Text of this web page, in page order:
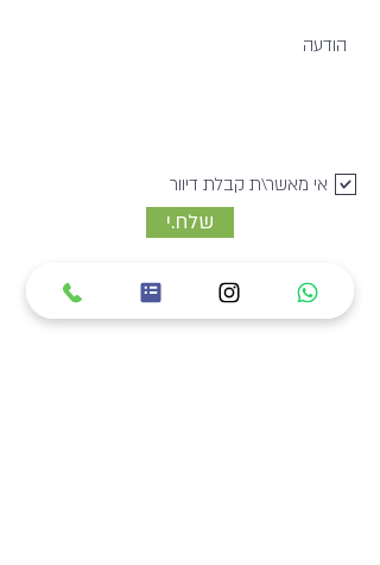
אי מאשר\ת קבלת דיוור
שלח.י